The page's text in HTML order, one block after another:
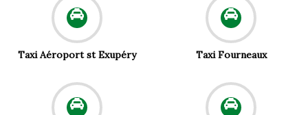
Taxi Aéroport st Exupéry Taxi Fourneaux